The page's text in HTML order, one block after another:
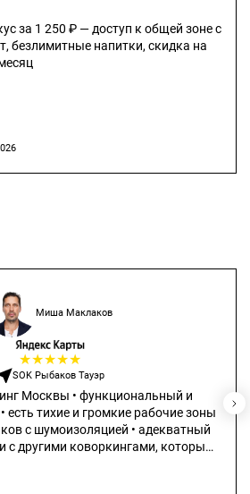
за 1 250 ₽ — доступ к общей зоне с
безлимитные напитки, скидка на
Миша Маклаков
★★★★★
SOK Рыбаков Тауэр
функциональный и
есть тихие и громкие рабочие зоны
с шумоизоляцией • адекватный
с другими коворкингами, которые